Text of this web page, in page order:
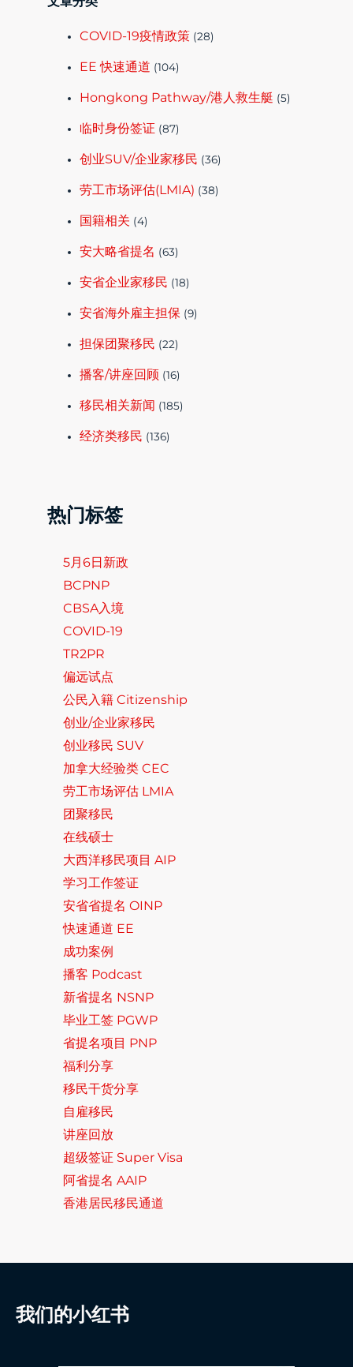
COVID-19疫情政策 (28)
EE 快速通道 (104)
Hongkong Pathway/港人救生艇 (5)
临时身份签证 (87)
创业SUV/企业家移民 (36)
劳工市场评估(LMIA) (38)
国籍相关 (4)
安大略省提名 (63)
安省企业家移民 (18)
安省海外雇主担保 (9)
担保团聚移民 (22)
播客/讲座回顾 (16)
移民相关新闻 (185)
经济类移民 (136)
热门标签
5月6日新政
BCPNP
CBSA入境
COVID-19
TR2PR
偏远试点
公民入籍 Citizenship
创业/企业家移民
创业移民 SUV
加拿大经验类 CEC
劳工市场评估 LMIA
团聚移民
在线硕士
大西洋移民项目 AIP
学习工作签证
安省省提名 OINP
快速通道 EE
成功案例
播客 Podcast
新省提名 NSNP
毕业工签 PGWP
省提名项目 PNP
福利分享
移民干货分享
自雇移民
讲座回放
超级签证 Super Visa
阿省提名 AAIP
香港居民移民通道
我们的小红书